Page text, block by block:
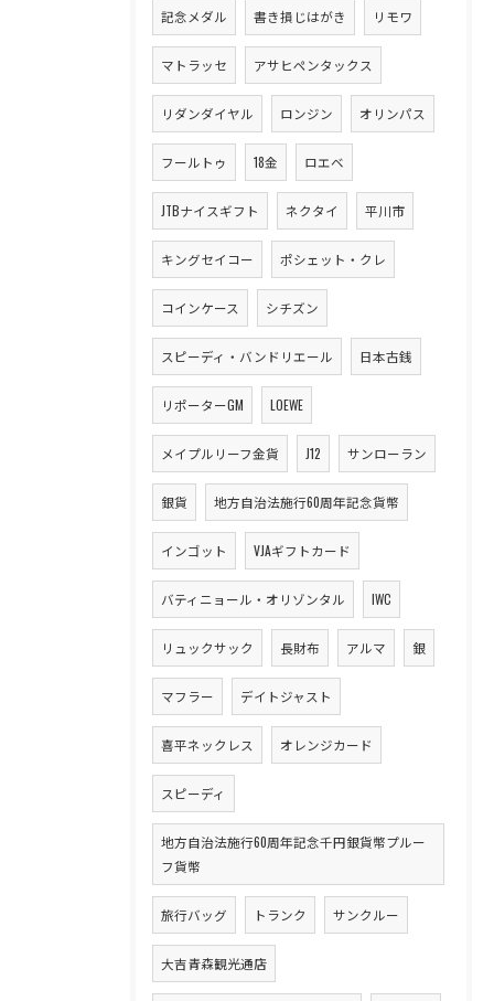
記念メダル 書き損じはがき リモワ
マトラッセ アサヒペンタックス
リダンダイヤル ロンジン オリンパス
フールトゥ 18金 ロエベ
JTBナイスギフト ネクタイ 平川市
キングセイコー ポシェット・クレ
コインケース シチズン
スピーディ・バンドリエール 日本古銭
リポーターGM LOEWE
メイプルリーフ金貨 J12 サンローラン
銀貨 地方自治法施行60周年記念貨幣
インゴット VJAギフトカード
バティニョール・オリゾンタル IWC
リュックサック 長財布 アルマ 銀
マフラー デイトジャスト
喜平ネックレス オレンジカード
スピーディ
地方自治法施行60周年記念千円銀貨幣プルー
フ貨幣
旅行バッグ トランク サンクルー
大吉青森観光通店